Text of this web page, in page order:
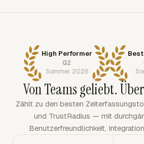
High Performer
G2
Sommer 2026
Von Teams geliebt.
Zählt zu den besten
und TrustRadius — mit
Benutzerfreundlichkeit,